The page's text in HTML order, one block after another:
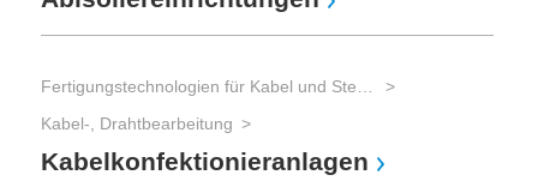
Kabel-, Drahtbearbeitung
Kabelkonfektionieranlagen